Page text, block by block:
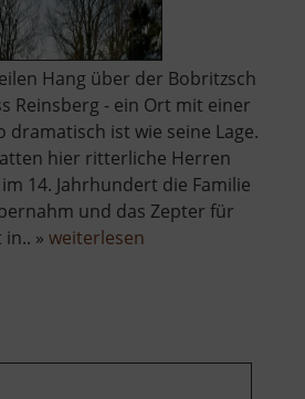
Hang über der Bobritzsch
Reinsberg - ein Ort mit einer
dramatisch ist wie seine Lage.
hier ritterliche Herren
14. Jahrhundert die Familie
und das Zepter für
» weiterlesen